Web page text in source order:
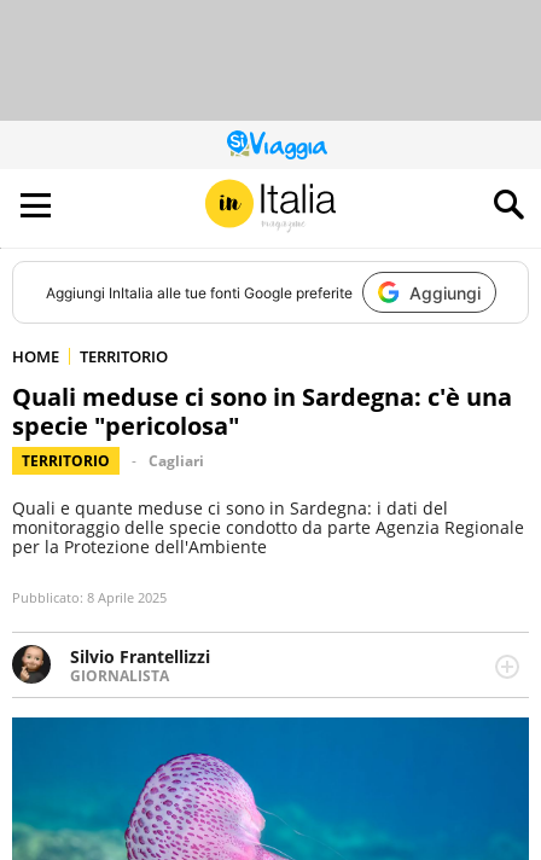
QUESTO
SITO
CONTRIBUISCE
ALL’AUDIENCE
DI
Aggiungi InItalia alle tue fonti Google preferite Aggiungi
HOME TERRITORIO
Quali meduse ci sono in Sardegna: c'è una
specie "pericolosa"
TERRITORIO Cagliari
Quali e quante meduse ci sono in Sardegna: i dati del
monitoraggio delle specie condotto da parte Agenzia Regionale
per la Protezione dell'Ambiente
Pubblicato: 8 Aprile 2025
Silvio Frantellizzi
GIORNALISTA
Giornalista pubblicista. Da oltre dieci anni si occupa di
informazione sul web, scrivendo di sport, attualità,